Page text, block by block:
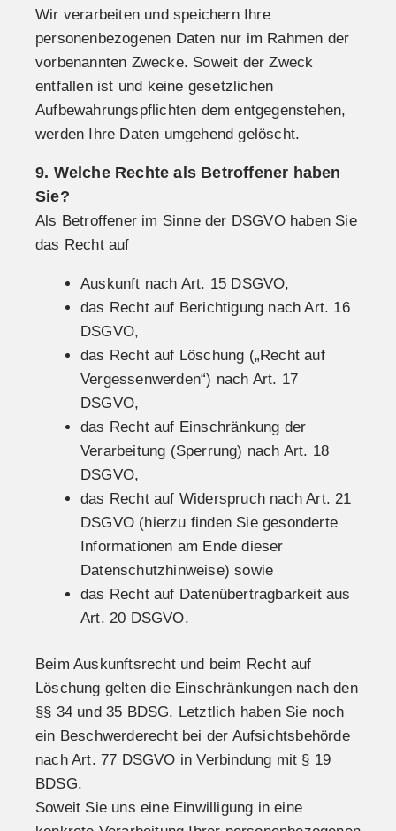
Wir verarbeiten und speichern Ihre
personenbezogenen Daten nur im Rahmen der
vorbenannten Zwecke. Soweit der Zweck
entfallen ist und keine gesetzlichen
Aufbewahrungspflichten dem entgegenstehen,
werden Ihre Daten umgehend gelöscht.
9. Welche Rechte als Betroffener haben
Sie?
Als Betroffener im Sinne der DSGVO haben Sie
das Recht auf
Auskunft nach Art. 15 DSGVO,
das Recht auf Berichtigung nach Art. 16
DSGVO,
das Recht auf Löschung („Recht auf
Vergessenwerden“) nach Art. 17
DSGVO,
das Recht auf Einschränkung der
Verarbeitung (Sperrung) nach Art. 18
DSGVO,
das Recht auf Widerspruch nach Art. 21
DSGVO (hierzu finden Sie gesonderte
Informationen am Ende dieser
Datenschutzhinweise) sowie
das Recht auf Datenübertragbarkeit aus
Art. 20 DSGVO.
Beim Auskunftsrecht und beim Recht auf
Löschung gelten die Einschränkungen nach den
§§ 34 und 35 BDSG. Letztlich haben Sie noch
ein Beschwerderecht bei der Aufsichtsbehörde
nach Art. 77 DSGVO in Verbindung mit § 19
BDSG.
Soweit Sie uns eine Einwilligung in eine